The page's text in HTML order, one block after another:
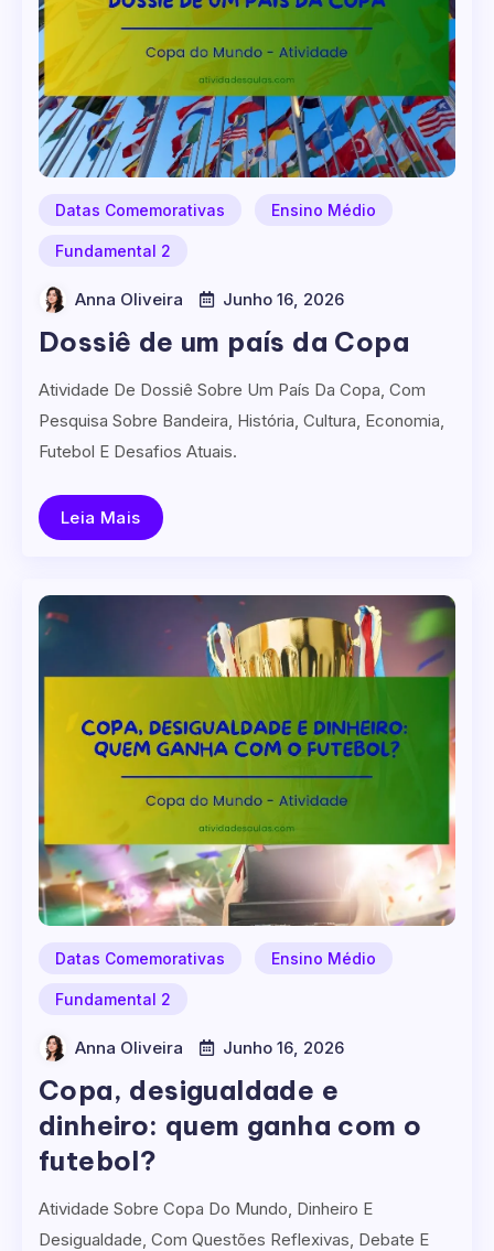
Datas Comemorativas Ensino Médio
Fundamental 2
Anna Oliveira Junho 16, 2026
Dossiê de um país da Copa
Atividade De Dossiê Sobre Um País Da Copa, Com
Pesquisa Sobre Bandeira, História, Cultura, Economia,
Futebol E Desafios Atuais.
Leia Mais
Datas Comemorativas Ensino Médio
Fundamental 2
Anna Oliveira Junho 16, 2026
Copa, desigualdade e
dinheiro: quem ganha com o
futebol?
Atividade Sobre Copa Do Mundo, Dinheiro E
Desigualdade, Com Questões Reflexivas, Debate E